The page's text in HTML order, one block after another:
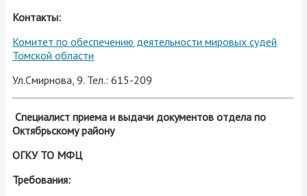
Контакты:
Комитет по обеспечению деятельности мировых судей
Томской области
Ул.Смирнова, 9. Тел.: 615-209
Специалист приема и выдачи документов отдела по
Октябрьскому району
ОГКУ ТО МФЦ
Требования: